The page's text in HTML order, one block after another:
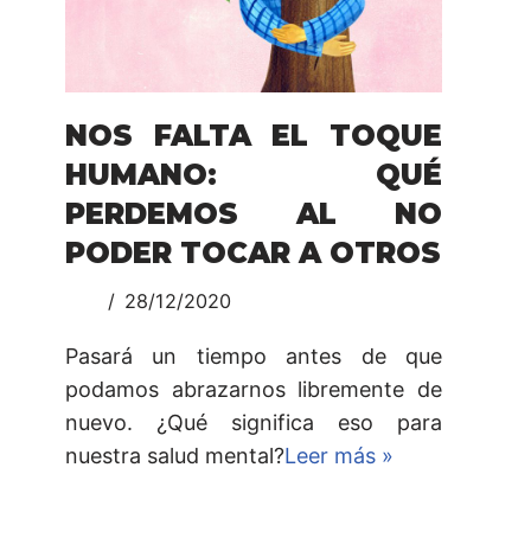
NOS FALTA EL TOQUE
HUMANO: QUÉ
PERDEMOS AL NO
PODER TOCAR A OTROS
28/12/2020
Pasará un tiempo antes de que
podamos abrazarnos libremente de
nuevo. ¿Qué significa eso para
nuestra salud mental?Leer más »